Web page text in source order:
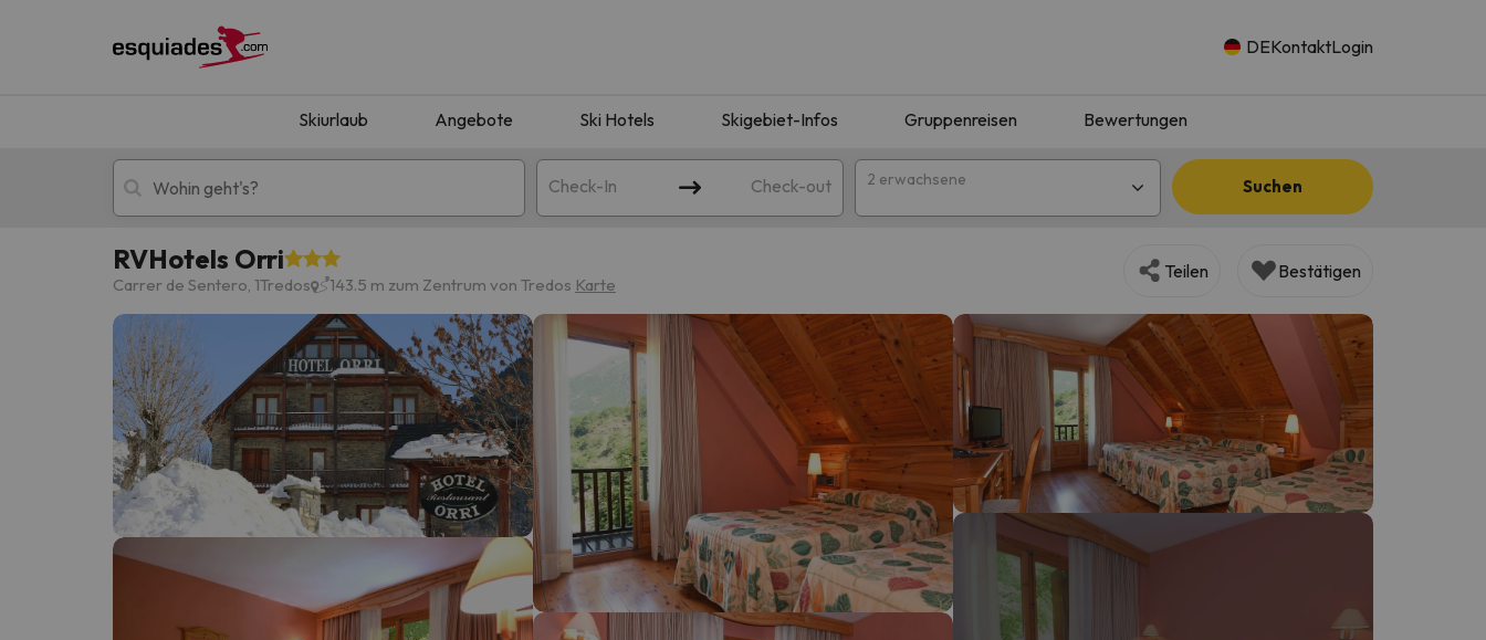
DEKontaktLogin
Skiurlaub Angebote Ski Hotels Skigebiet-Infos Gruppenreisen Bewertungen
Check-In Check-out 2 erwachsene Suchen
Skiurlaub Berghotels
Oops, wir haben keine Ergebnisse gefunden, die Ihrer Suche entsprechen. Versuchen Sie, das Ziel zu ändern.
Es sieht so aus, als hätte sich unser Sucher verirrt. Sobald er seinen Kompass gefunden hat, wird er zurück sein.
RVHotels Orri
Carrer de Sentero, 1Tredos 143.5 m zum Zentrum von Tredos Karte
Teilen Bestätigen